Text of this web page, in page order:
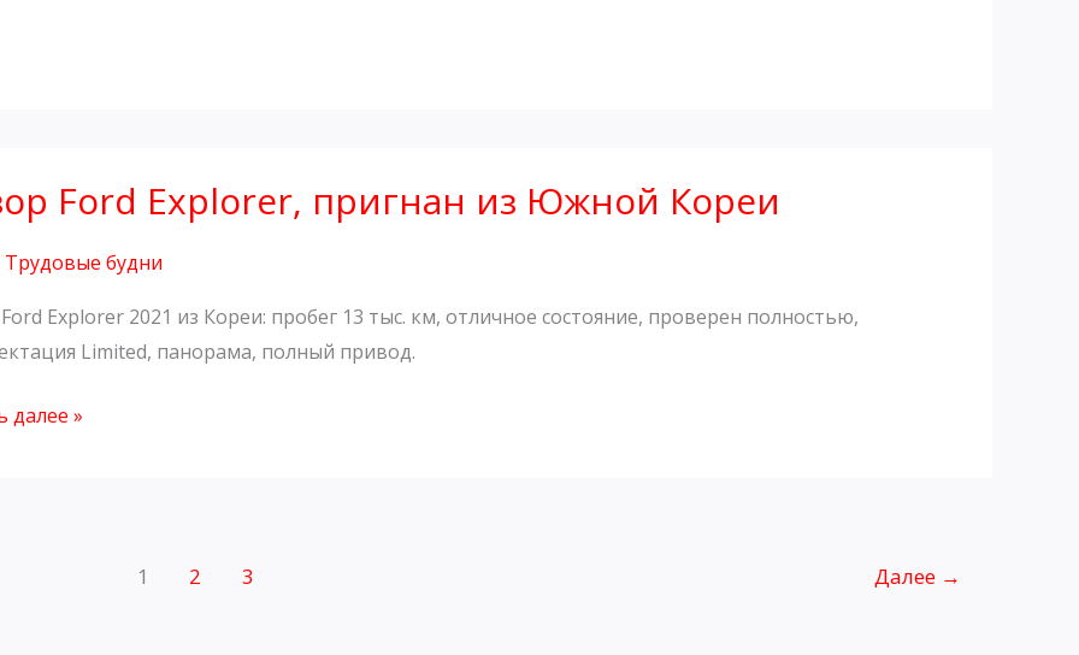
Ford Explorer, пригнан из Южной Кореи
Трудовые будни
Explorer 2021 из Кореи: пробег 13 тыс. км, отличное состояние, проверен полностью,
Limited, панорама, полный привод.
далее »
1 2 3 Далее →